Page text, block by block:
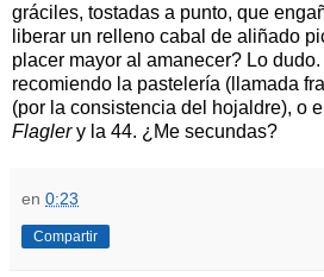
gráciles, tostadas a punto, que
liberar un relleno cabal de aliñado
placer mayor al amanecer? Lo
recomiendo la pastelería (llamada
(por la consistencia del hojaldre), o
Flaglery la 44. ¿Me secundas?
en 0:23
Compartir